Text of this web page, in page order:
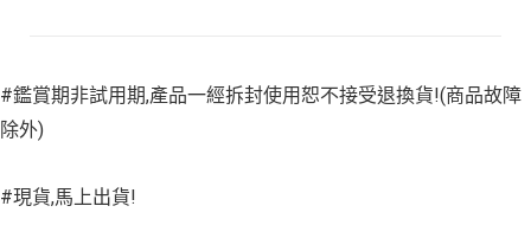
#鑑賞期非試用期,產品一經拆封使用恕不接受退換貨!(商品故障
除外)
#現貨,馬上出貨!